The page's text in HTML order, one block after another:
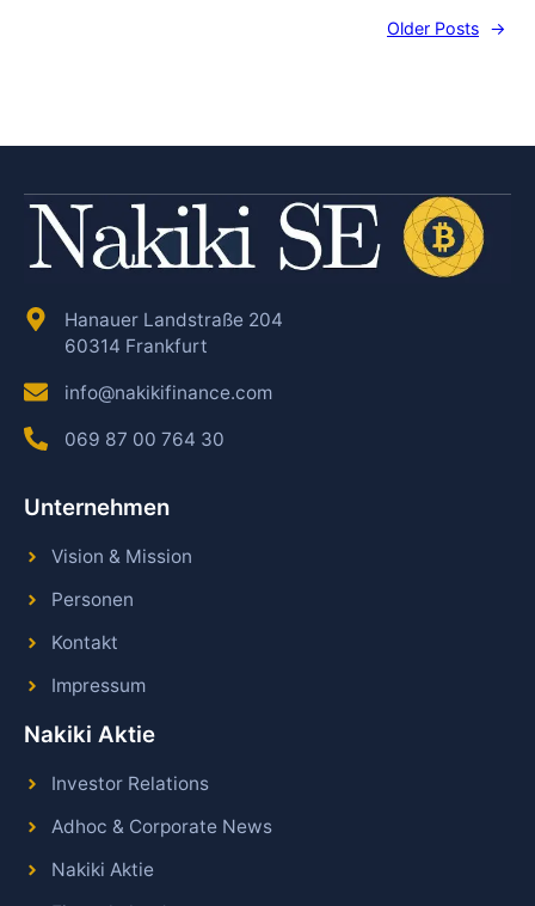
Older Posts →
Hanauer Landstraße 204
60314 Frankfurt
info@nakikifinance.com
069 87 00 764 30
Unternehmen
Vision & Mission
Personen
Kontakt
Impressum
Nakiki Aktie
Investor Relations
Adhoc & Corporate News
Nakiki Aktie